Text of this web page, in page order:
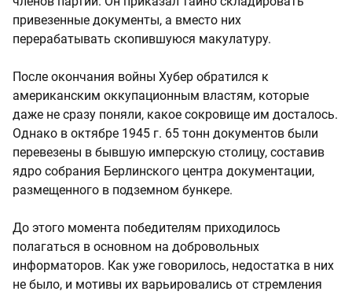
привезенные документы, а вместо них
перерабатывать скопившуюся макулатуру.
После окончания войны Хубер обратился к
американским оккупационным властям, которые
даже не сразу поняли, какое сокровище им досталось.
Однако в октябре 1945 г. 65 тонн документов были
перевезены в бывшую имперскую столицу, составив
ядро собрания Берлинского центра документации,
размещенного в подземном бункере.
До этого момента победителям приходилось
полагаться в основном на добровольных
информаторов. Как уже говорилось, недостатка в них
не было, и мотивы их варьировались от стремления